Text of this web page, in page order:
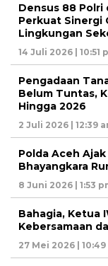
Densus 88 Polri
Perkuat Sinergi
Lingkungan
14 Juli 2026 | 10:51
Pengadaan
Belum Tuntas,
Hingga 2026
2 Juli 2026 | 12:39
Polda Aceh
Bhayangkara
8 Juni 2026 | 1:53
Bahagia, Ketua
Kebersamaan
27 Mei 2026 |